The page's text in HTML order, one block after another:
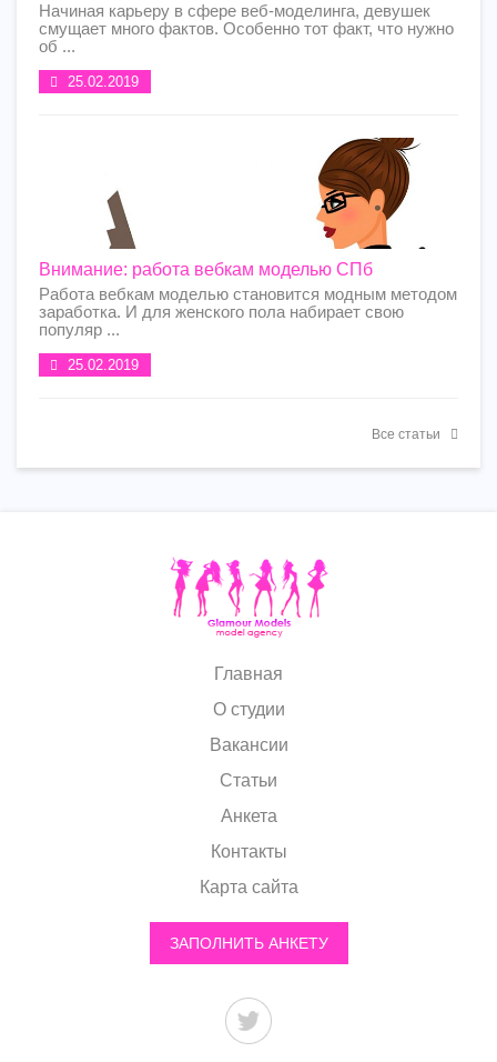
Начиная карьеру в сфере веб-моделинга, девушек
смущает много фактов. Особенно тот факт, что нужно
об ...
25.02.2019
Внимание: работа вебкам моделью СПб
Работа вебкам моделью становится модным методом
заработка. И для женского пола набирает свою
популяр ...
25.02.2019
Все статьи
Главная
О студии
Вакансии
Статьи
Анкета
Контакты
Карта сайта
ЗАПОЛНИТЬ АНКЕТУ